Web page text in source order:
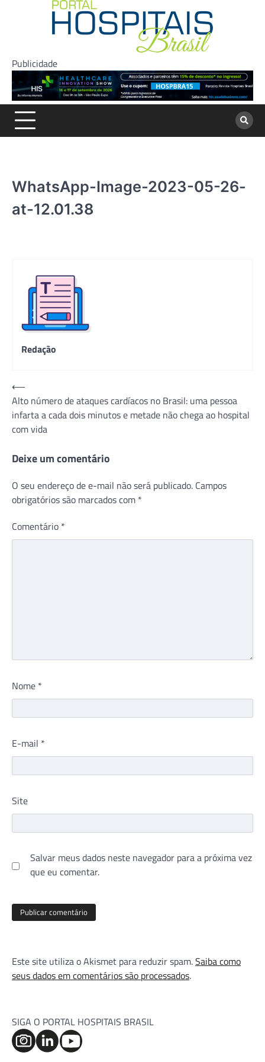
Publicidade
WhatsApp-Image-2023-05-26-
at-12.01.38
Redação
Navegação
de
Post
⟵
Alto número de ataques cardíacos no Brasil: uma pessoa
infarta a cada dois minutos e metade não chega ao hospital
com vida
Deixe um comentário
O seu endereço de e-mail não será publicado. Campos
obrigatórios são marcados com *
Comentário *
Nome *
E-mail *
Site
Salvar meus dados neste navegador para a próxima vez
que eu comentar.
Este site utiliza o Akismet para reduzir spam.Saiba como
seus dados em comentários são processados.
SIGA O PORTAL HOSPITAIS BRASIL